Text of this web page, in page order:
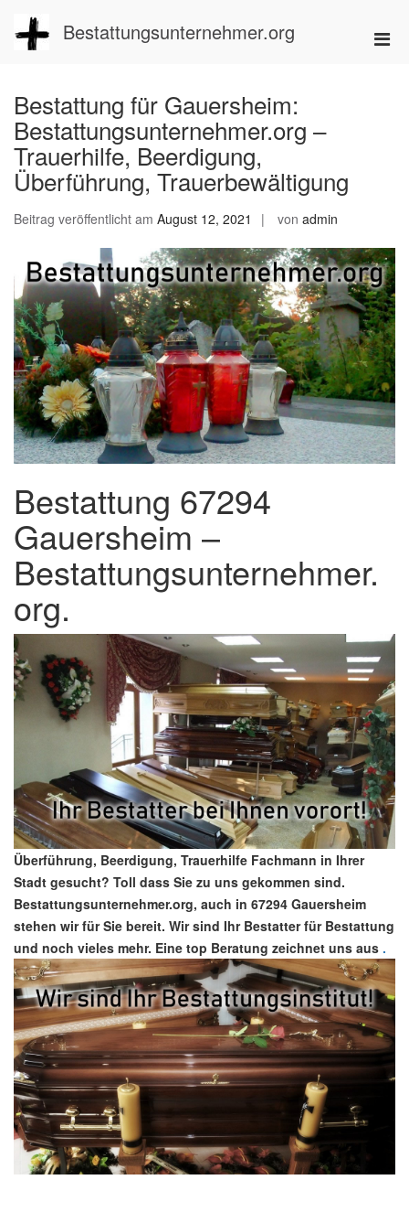
Inhalt
springen
Bestattungsunternehmer.org
Bestattung für Gauersheim:
Bestattungsunternehmer.org –
Trauerhilfe, Beerdigung,
Überführung, Trauerbewältigung
Beitrag veröffentlicht am August 12, 2021 von admin
Bestattung 67294
Gauersheim –
Bestattungsunternehmer.
org.
Überführung, Beerdigung, Trauerhilfe Fachmann in Ihrer
Stadt gesucht? Toll dass Sie zu uns gekommen sind.
Bestattungsunternehmer.org, auch in 67294 Gauersheim
stehen wir für Sie bereit. Wir sind Ihr Bestatter für Bestattung
und noch vieles mehr. Eine top Beratung zeichnet uns aus .